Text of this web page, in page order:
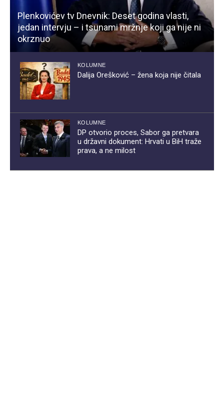
Plenkovićev tv Dnevnik: Deset godina vlasti,
jedan intervju – i tsunami mržnje koji ga nije ni
okrznuo
KOLUMNE
Dalija Orešković – žena koja nije čitala
KOLUMNE
DP otvorio proces, Sabor ga pretvara
u državni dokument: Hrvati u BiH traže
prava, a ne milost